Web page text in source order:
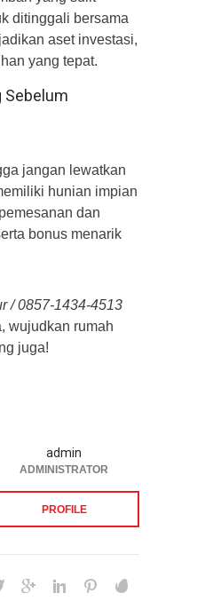
ditinggali bersama
aset investasi,
yang tepat.
Sebelum
jangan lewatkan
hunian impian
dan
bonus menarik
/ 0857-1434-4513
wujudkan rumah
juga!
admin
ADMINISTRATOR
PROFILE